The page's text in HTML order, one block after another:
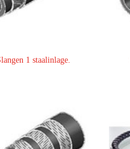
1 staalinlage.